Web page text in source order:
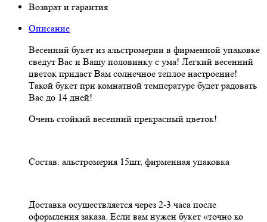
Возврат и гарантия
Описание
Весенний букет из альстромерии в фирменной упаковке
сведут Вас и Вашу половинку с ума! Легкий весенний
цветок придаст Вам солнечное теплое настроение!
Такой букет при комнатной температуре будет радовать
Вас до 14 дней!
Очень стойкий весенний прекрасный цветок!
Состав: альстромерия 15шт, фирменная упаковка
Доставка осуществляется через 2-3 часа после
оформления заказа. Если вам нужен букет «точно ко